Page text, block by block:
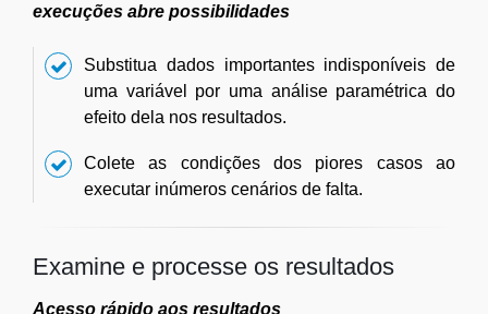
execuções abre possibilidades
Substitua dados importantes indisponíveis de
uma variável por uma análise paramétrica do
efeito dela nos resultados.
Colete as condições dos piores casos ao
executar inúmeros cenários de falta.
Examine e processe os resultados
Acesso rápido aos resultados